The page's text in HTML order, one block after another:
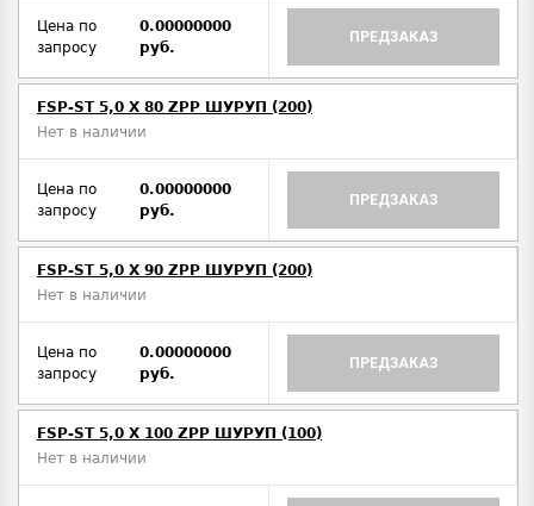
Цена по
запросу
0.00000000
руб.
ПРЕДЗАКАЗ
FSP-ST 5,0 X 80 ZPP ШУРУП (200)
Нет в наличии
Цена по
запросу
0.00000000
руб.
ПРЕДЗАКАЗ
FSP-ST 5,0 X 90 ZPP ШУРУП (200)
Нет в наличии
Цена по
запросу
0.00000000
руб.
ПРЕДЗАКАЗ
FSP-ST 5,0 X 100 ZPP ШУРУП (100)
Нет в наличии